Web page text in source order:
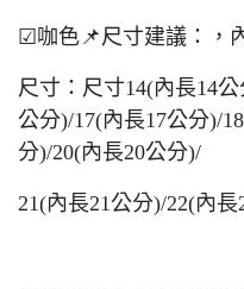
☑咖色📌尺寸建議：，
尺寸：尺寸14(內長14
公分)/17(內長17公分)/
分)/20(內長20公分)/
21(內長21公分)/22(內